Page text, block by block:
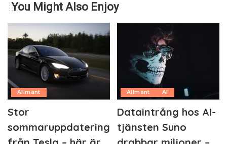
You Might Also Enjoy
Allmänt
Stor
sommaruppdatering
Allmänt AI
Dataintrång hos AI-
tjänsten Suno